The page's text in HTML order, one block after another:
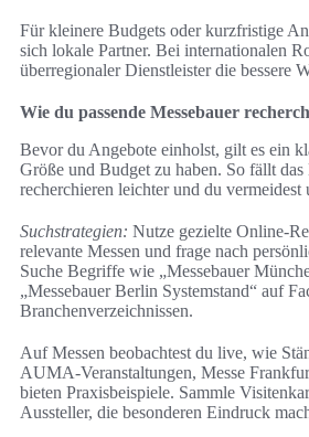
Für kleinere Budgets oder kurzfristige
sich lokale Partner. Bei internationalen
überregionaler Dienstleister die bessere
Wie du passende Messebauer
Bevor du Angebote einholst, gilt es ein
Größe und Budget zu haben. So fällt das
recherchieren leichter und du vermeidest
Suchstrategien: Nutze gezielte Online-
relevante Messen und frage nach
Suche Begriffe wie „Messebauer
„Messebauer Berlin Systemstand“ auf
Branchenverzeichnissen.
Auf Messen beobachtest du live, wie
AUMA‑Veranstaltungen, Messe
bieten Praxisbeispiele. Sammle
Aussteller, die besonderen Eindruck